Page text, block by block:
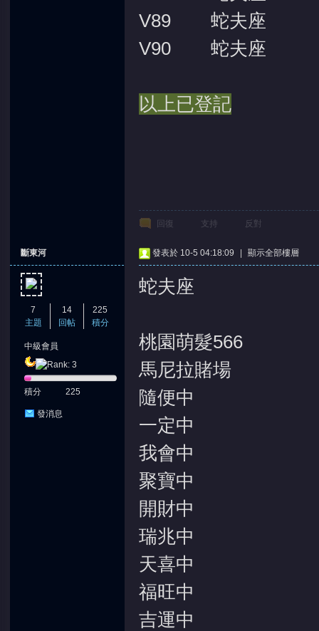
V89 蛇夫座
V90 蛇夫座
以上已登記
回復 支持 反對
斷東河
7
主題
14
回帖
225
積分
中級會員
積分 225
發消息
發表於 10-5 04:18:09 顯示全部樓層
蛇夫座
桃園萌髮566
馬尼拉賭場
隨便中
一定中
我會中
聚寶中
開財中
瑞兆中
天喜中
福旺中
吉運中